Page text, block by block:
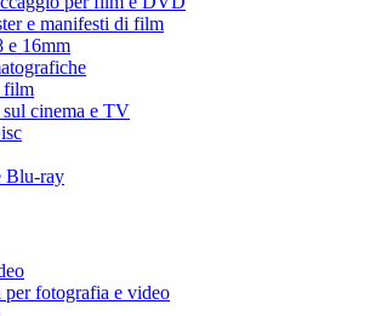
e manifesti di film
e 16mm
film
cinema e TV
Blu-ray
fotografia e video